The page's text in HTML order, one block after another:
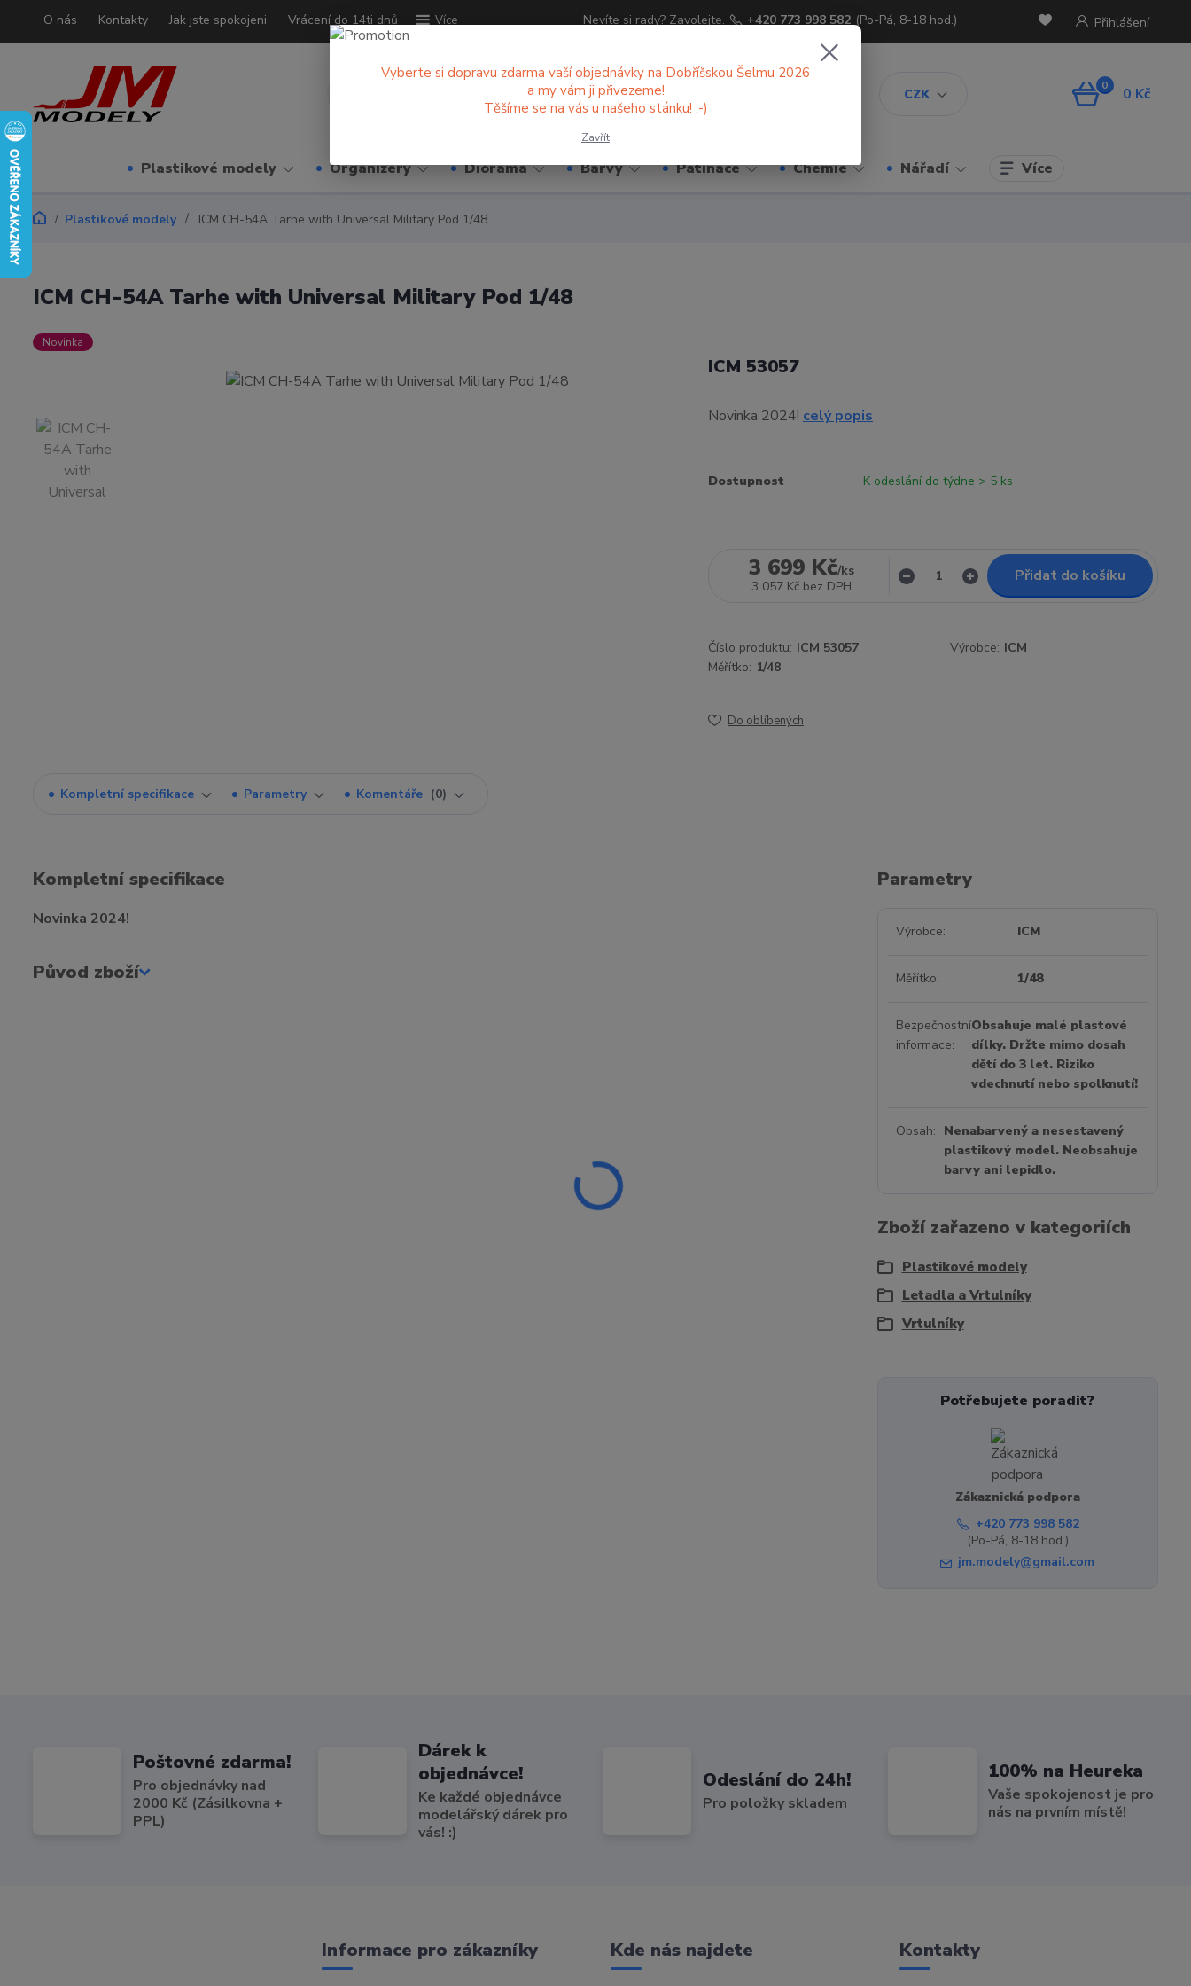
O nás Kontakty Jak jste spokojeni Vrácení do 14ti dnů Více
CZK
Přihlášení
Nevíte si rady? Zavolejte. +420 773 998 582 (Po-Pá, 8-18 hod.)
0 0 Kč
Plastikové modely Organizéry Diorama Barvy Patinace Chemie Nářadí Více
Plastikové modely ICM CH-54A Tarhe with Universal Military Pod 1/48
ICM CH-54A Tarhe with Universal Military Pod 1/48
Novinka
ICM 53057
Novinka 2024! celý popis
Dostupnost K odeslání do týdne > 5 ks
3 699 Kč/ks
3 057 Kč bez DPH
Přidat do košíku
Číslo produktu: ICM 53057 Výrobce: ICM
Měřítko: 1/48
Do oblíbených
Kompletní specifikace Parametry Komentáře 0
Kompletní specifikace
Novinka 2024!
Původ zboží
Parametry
Výrobce ICM
Měřítko 1/48
Bezpečnostní
informace
Obsahuje malé plastové
dílky. Držte mimo dosah
dětí do 3 let. Riziko
vdechnutí nebo spolknutí!
Obsah
Nenabarvený a nesestavený
plastikový model. Neobsahuje
barvy ani lepidlo.
Zboží zařazeno v kategoriích
Plastikové modely
Letadla a Vrtulníky
Vrtulníky
Potřebujete poradit?
Zákaznická podpora
+420 773 998 582
(Po-Pá, 8-18 hod.)
jm.modely@gmail.com
Poštovné zdarma!
Pro objednávky nad
2000 Kč (Zásilkovna +
PPL)
Dárek k
objednávce!
Ke každé objednávce
modelářský dárek pro
vás! :)
Odeslání do 24h!
Pro položky skladem
100% na Heureka
Vaše spokojenost je pro
nás na prvním místě!
Informace pro zákazníky Kde nás najdete Kontakty
Vyberte si dopravu zdarma vaší objednávky na Dobříšskou Šelmu 2026
a my vám ji přivezeme!
Těšíme se na vás u našeho stánku! :-)
Zavřít